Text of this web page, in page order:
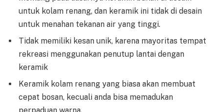
untuk kolam renang, dan keramik ini tidak di desain
untuk menahan tekanan air yang tinggi.
Tidak memiliki kesan unik, karena mayoritas tempat
rekreasi menggunakan penutup lantai dengan
keramik
Keramik kolam renang yang biasa akan membuat
cepat bosan, kecuali anda bisa memadukan